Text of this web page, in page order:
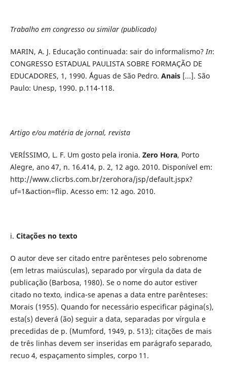
Trabalho em congresso ou similar (publicado)
MARIN, A. J. Educação continuada: sair do informalismo?In:
CONGRESSO ESTADUAL PAULISTA SOBRE FORMAÇÃO DE
EDUCADORES, 1, 1990. ´´Águas de São Pedro. Anais [...]. São
Paulo: Unesp, 1990. p.114-118.
Artigo e/ou matéria de jornal, revista
VERÍSSIMO, L. F. Um gosto pela ironia. Zero Hora, Porto
Alegre, ano 47, n. 16.414, p. 2, 12 ago. 2010. Disponível em:
http://www.clicrbs.com.br/zerohora/jsp/default.jspx?
uf=1&action=flip. Acesso em: 12 ago. 2010.
i. Citações no texto
O autor deve ser citado entre parênteses pelo sobrenome
(em letras maiúsculas), separado por vírgula da data de
publicação (Barbosa, 1980). Se o nome do autor estiver
citado no texto, indica-se apenas a data entre parênteses:
Morais (1955). Quando for necessário especificar página(s),
esta(s) deverá (ão) seguir a data, separadas por vírgula e
precedidas de p. (Mumford, 1949, p. 513); citações de mais
de três linhas devem ser inseridas em parágrafo separado,
recuo 4, espaçamento simples, corpo 11.